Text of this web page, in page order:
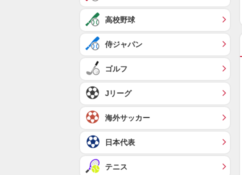
高校野球
侍ジャパン
ゴルフ
Jリーグ
海外サッカー
日本代表
テニス